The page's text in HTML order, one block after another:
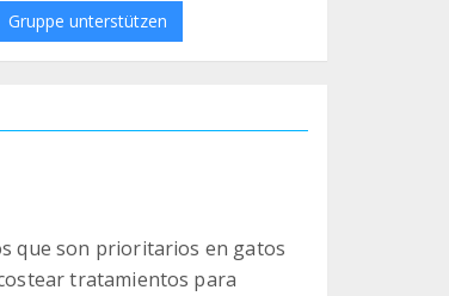
Gruppe unterstützen
que son prioritarios en gatos
tratamientos para